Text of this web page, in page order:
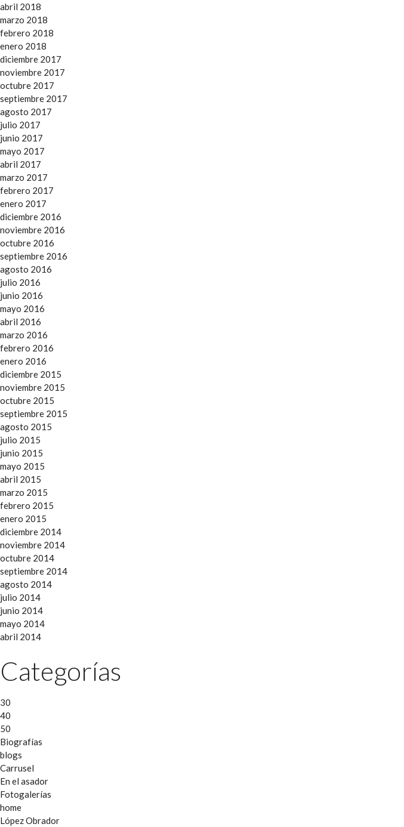
abril 2018
marzo 2018
febrero 2018
enero 2018
diciembre 2017
noviembre 2017
octubre 2017
septiembre 2017
agosto 2017
julio 2017
junio 2017
mayo 2017
abril 2017
marzo 2017
febrero 2017
enero 2017
diciembre 2016
noviembre 2016
octubre 2016
septiembre 2016
agosto 2016
julio 2016
junio 2016
mayo 2016
abril 2016
marzo 2016
febrero 2016
enero 2016
diciembre 2015
noviembre 2015
octubre 2015
septiembre 2015
agosto 2015
julio 2015
junio 2015
mayo 2015
abril 2015
marzo 2015
febrero 2015
enero 2015
diciembre 2014
noviembre 2014
octubre 2014
septiembre 2014
agosto 2014
julio 2014
junio 2014
mayo 2014
abril 2014
Categorías
30
40
50
Biografías
blogs
Carrusel
En el asador
Fotogalerías
home
López Obrador